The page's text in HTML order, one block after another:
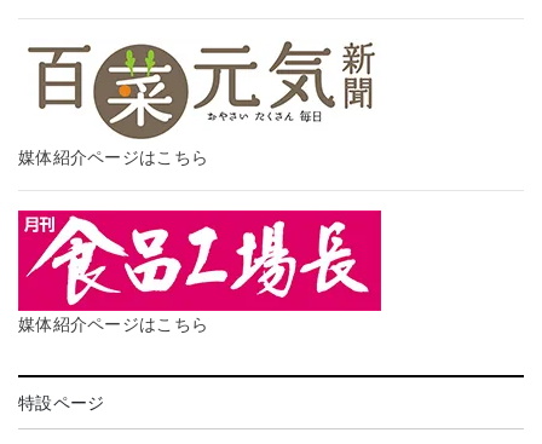
媒体紹介ページはこちら
媒体紹介ページはこちら
特設ページ